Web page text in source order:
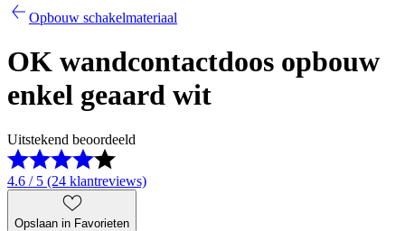
Opbouw schakelmateriaal
OK wandcontactdoos opbouw
enkel geaard wit
Uitstekend beoordeeld
4.6 / 5 (24 klantreviews)
Opslaan in Favorieten